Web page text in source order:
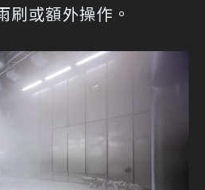
刷或額外操作。